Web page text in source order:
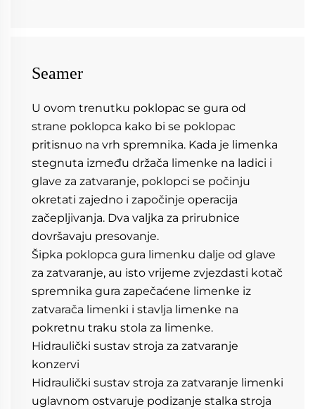
Seamer
U ovom trenutku poklopac se gura od
strane poklopca kako bi se poklopac
pritisnuo na vrh spremnika. Kada je limenka
stegnuta između držača limenke na ladici i
glave za zatvaranje, poklopci se počinju
okretati zajedno i započinje operacija
začepljivanja. Dva valjka za prirubnice
dovršavaju presovanje.
Šipka poklopca gura limenku dalje od glave
za zatvaranje, au isto vrijeme zvjezdasti kotač
spremnika gura zapečaćene limenke iz
zatvarača limenki i stavlja limenke na
pokretnu traku stola za limenke.
Hidraulički sustav stroja za zatvaranje
konzervi
Hidraulički sustav stroja za zatvaranje limenki
uglavnom ostvaruje podizanje stalka stroja